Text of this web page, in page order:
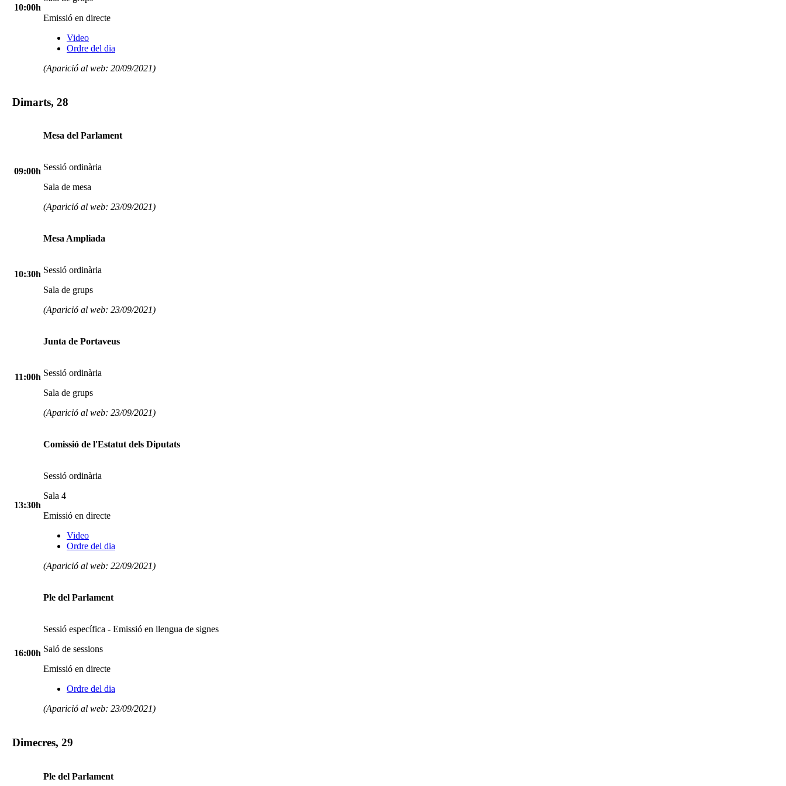
10:00h
Emissió en directe
Video
Ordre del dia
(Aparició al web: 20/09/2021)
Dimarts, 28
09:00h
Mesa del Parlament
Sessió ordinària
Sala de mesa
(Aparició al web: 23/09/2021)
10:30h
Mesa Ampliada
Sessió ordinària
Sala de grups
(Aparició al web: 23/09/2021)
11:00h
Junta de Portaveus
Sessió ordinària
Sala de grups
(Aparició al web: 23/09/2021)
13:30h
Comissió de l'Estatut dels Diputats
Sessió ordinària
Sala 4
Emissió en directe
Video
Ordre del dia
(Aparició al web: 22/09/2021)
16:00h
Ple del Parlament
Sessió específica - Emissió en llengua de signes
Saló de sessions
Emissió en directe
Ordre del dia
(Aparició al web: 23/09/2021)
Dimecres, 29
Ple del Parlament